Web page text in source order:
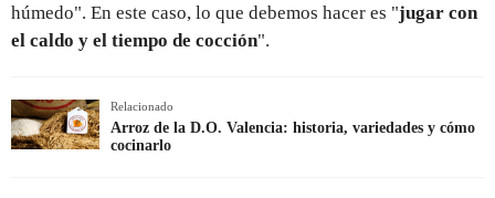
húmedo". En este caso, lo que debemos hacer es "jugar con
el caldo y el tiempo de cocción".
Relacionado
Arroz de la D.O. Valencia: historia, variedades y cómo
cocinarlo